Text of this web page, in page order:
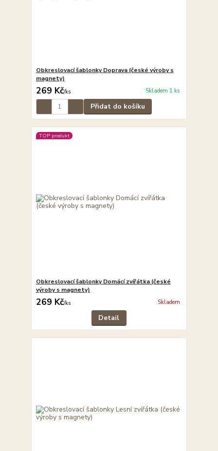
Obkreslovací šablonky Doprava (české výroby s
magnety)
269 Kč/ks Skladem 1 ks
Přidat do košíku
TOP produkt
Obkreslovací šablonky Domácí zvířátka (české
výroby s magnety)
269 Kč/ks Skladem
Detail